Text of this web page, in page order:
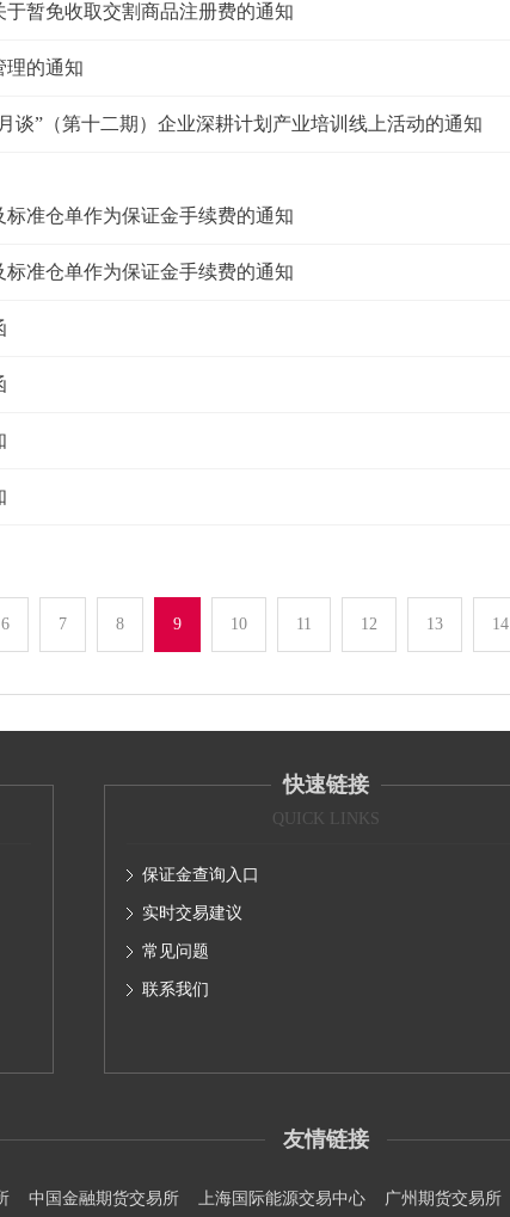
于暂免收取交割商品注册费的通知
理的通知
”（第十二期）企业深耕计划产业培训线上活动的通知
准仓单作为保证金手续费的通知
准仓单作为保证金手续费的通知
6 7 8 9 10 11 12 13 14
快速链接
QUICK LINKS
保证金查询入口
实时交易建议
常见问题
联系我们
友情链接
中国金融期货交易所 上海国际能源交易中心 广州期货交易所